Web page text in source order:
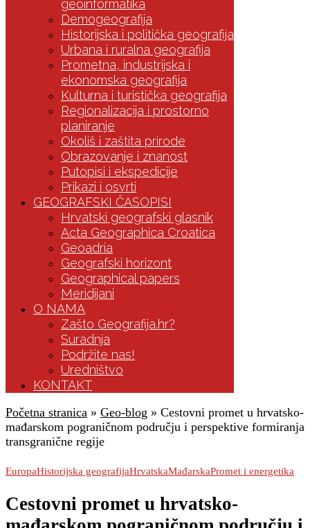
geoinformatika
Demogeografija
Historijska i politička geografija
Urbana i ruralna geografija
Prometna, industrijska i
ekonomska geografija
Kulturna i turistička geografija
Regionalizacija i prostorno
planiranje
Okoliš i zaštita prirode
Obrazovanje i znanost
Putopisi i ekspedicije
Prikazi i osvrti
GEOGRAFSKI ČASOPISI
Hrvatski geografski glasnik
Acta Geographica Croatica
Geoadria
Geografski horizont
Geographical papers
Meridijani
O NAMA
Zašto Geografija.hr?
Suradnja
Podržite nas!
Uredništvo
KONTAKT
Početna stranica » Geo-blog » Cestovni promet u hrvatsko-
mađarskom pograničnom području i perspektive formiranja
transgranične regije
EuropaHistorijska geografijaHrvatskaMađarskaPromet i energetika
Cestovni promet u hrvatsko-